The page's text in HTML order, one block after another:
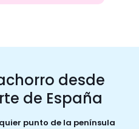
desde
de España
punto de la península